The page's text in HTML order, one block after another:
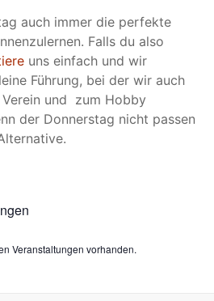
auch immer die perfekte
Falls du also
uns einfach und wir
Führung, bei der wir auch
und zum Hobby
der Donnerstag nicht passen
Veranstaltungen vorhanden.